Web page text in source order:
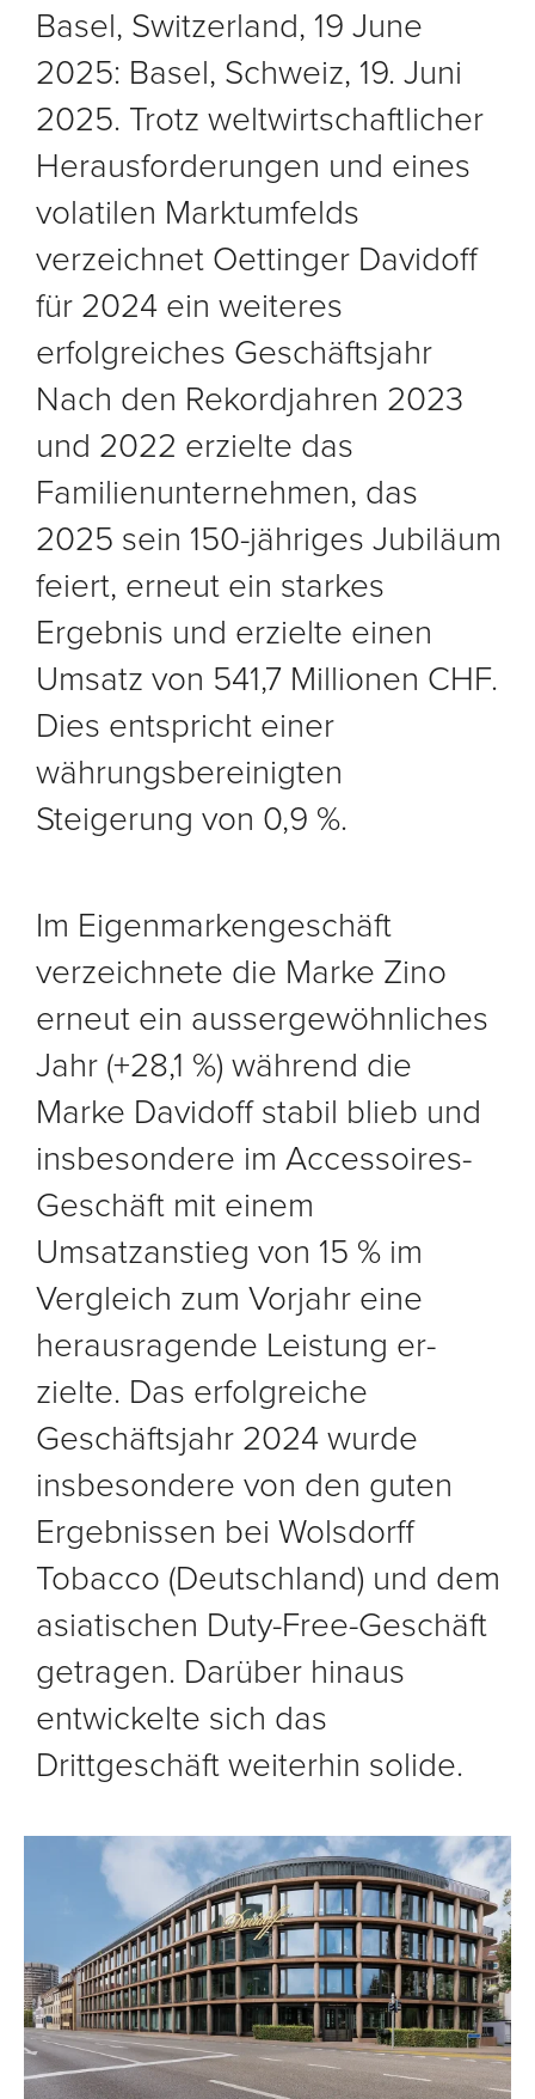
Basel, Switzerland, 19 June
2025: Basel, Schweiz, 19. Juni
2025. Trotz weltwirtschaftlicher
Herausforderungen und eines
volatilen Marktumfelds
verzeichnet Oettinger Davidoff
für 2024 ein weiteres
erfolgreiches Geschäftsjahr
Nach den Rekordjahren 2023
und 2022 erzielte das
Familienunternehmen, das
2025 sein 150-jähriges Jubiläum
feiert, erneut ein starkes
Ergebnis und erzielte einen
Umsatz von 541,7 Millionen CHF.
Dies entspricht einer
währungsbereinigten
Steigerung von 0,9 %.
Im Eigenmarkengeschäft
verzeichnete die Marke Zino
erneut ein aussergewöhnliches
Jahr (+28,1 %) während die
Marke Davidoff stabil blieb und
insbesondere im Accessoires-
Geschäft mit einem
Umsatzanstieg von 15 % im
Vergleich zum Vorjahr eine
herausragende Leistung er-
zielte. Das erfolgreiche
Geschäftsjahr 2024 wurde
insbesondere von den guten
Ergebnissen bei Wolsdorff
Tobacco (Deutschland) und dem
asiatischen Duty-Free-Geschäft
getragen. Darüber hinaus
entwickelte sich das
Drittgeschäft weiterhin solide.